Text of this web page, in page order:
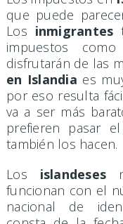
que puede
Los inmigrantes
impuestos
disfrutarán de las
en Islandia es
por eso resulta
va a ser más
prefieren pasar
también los hacen.
Los islandeses
funcionan con el
nacional de